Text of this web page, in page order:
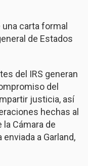
carta formal
de Estados
del IRS generan
del
justicia, así
hechas al
Cámara de
a Garland,